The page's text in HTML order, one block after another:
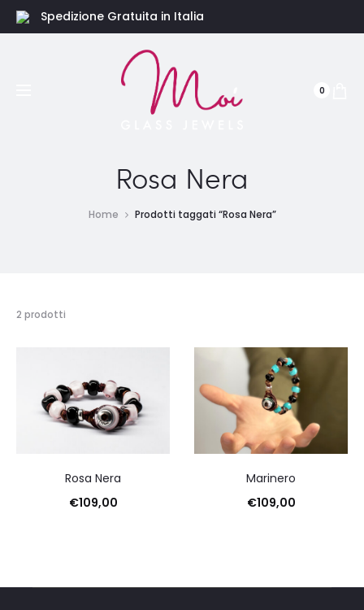
Spedizione Gratuita in Italia
0
Rosa Nera
Home Prodotti taggati “Rosa Nera”
2 prodotti
Ordina
in
base
al
Rosa Nera
€109,00
Marinero
€109,00